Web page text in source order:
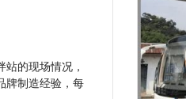
的现场情况，
牌制造经验，每